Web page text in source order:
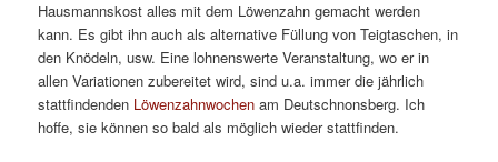
Hausmannskost alles mit dem Löwenzahn gemacht werden
kann. Es gibt ihn auch als alternative Füllung von Teigtaschen, in
den Knödeln, usw. Eine lohnenswerte Veranstaltung, wo er in
allen Variationen zubereitet wird, sind u.a. immer die jährlich
stattfindenden Löwenzahnwochen am Deutschnonsberg. Ich
hoffe, sie können so bald als möglich wieder stattfinden.